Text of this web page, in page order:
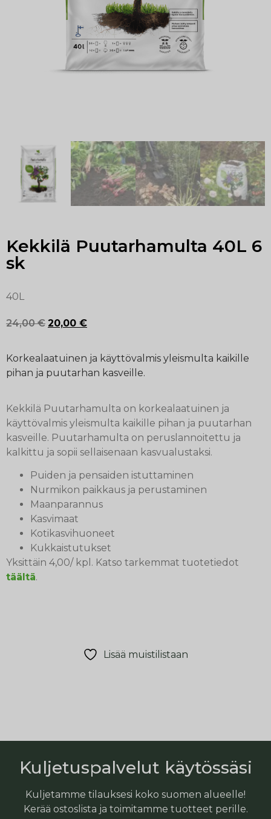
Kekkilä Puutarhamulta 40L 6
sk
40L
24,00€ 20,00 €
Korkealaatuinen ja käyttövalmis yleismulta kaikille
pihan ja puutarhan kasveille.
Kekkilä Puutarhamulta on korkealaatuinen ja
käyttövalmis yleismulta kaikille pihan ja puutarhan
kasveille. Puutarhamulta on peruslannoitettu ja
kalkittu ja sopii sellaisenaan kasvualustaksi.
Puiden ja pensaiden istuttaminen
Nurmikon paikkaus ja perustaminen
Maanparannus
Kasvimaat
Kotikasvihuoneet
Kukkaistutukset
Yksittäin 4,00/ kpl. Katso tarkemmat tuotetiedot
täältä.
Lisää muistilistaan
Kuljetuspalvelut käytössäsi
Kuljetamme tilauksesi koko suomen alueelle!
Kerää ostoslista ja toimitamme tuotteet perille.